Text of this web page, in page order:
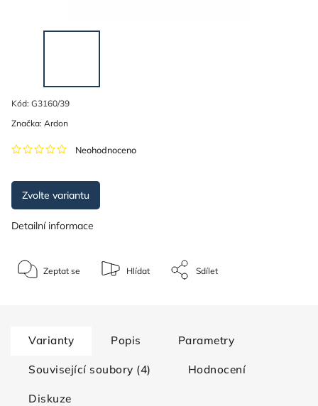
Kód: G3160/39
Neohodnoceno
Značka: Ardon
Zvolte variantu
Detailní informace
Zeptat se Hlídat Sdílet
Varianty Popis Parametry
Související soubory (4) Hodnocení
Diskuze